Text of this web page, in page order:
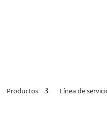
Productos Línea de